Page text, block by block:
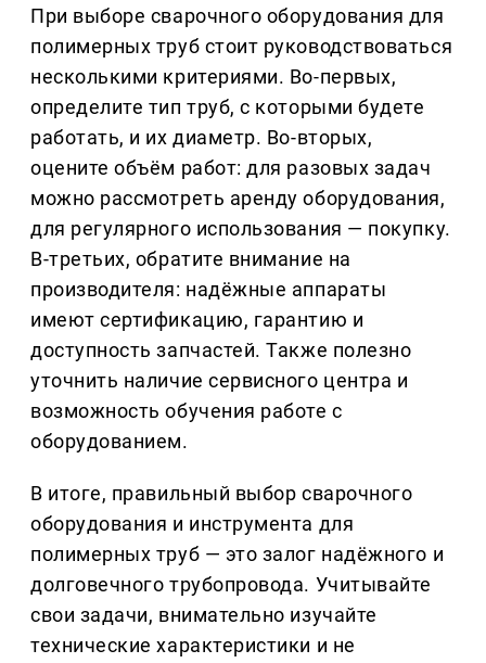
При выборе сварочного оборудования для
полимерных труб стоит руководствоваться
несколькими критериями. Во-первых,
определите тип труб, с которыми будете
работать, и их диаметр. Во-вторых,
оцените объём работ: для разовых задач
можно рассмотреть аренду оборудования,
для регулярного использования — покупку.
В-третьих, обратите внимание на
производителя: надёжные аппараты
имеют сертификацию, гарантию и
доступность запчастей. Также полезно
уточнить наличие сервисного центра и
возможность обучения работе с
оборудованием.
В итоге, правильный выбор сварочного
оборудования и инструмента для
полимерных труб — это залог надёжного и
долговечного трубопровода. Учитывайте
свои задачи, внимательно изучайте
технические характеристики и не